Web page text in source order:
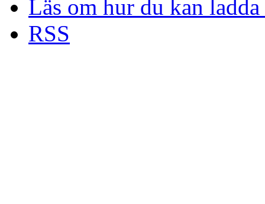
Läs om hur du kan
RSS